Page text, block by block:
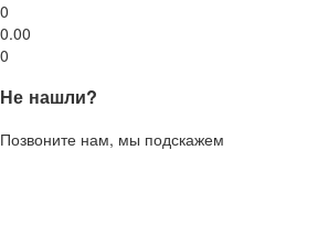
0
0.00
0
Не нашли?
Позвоните нам, мы подскажем